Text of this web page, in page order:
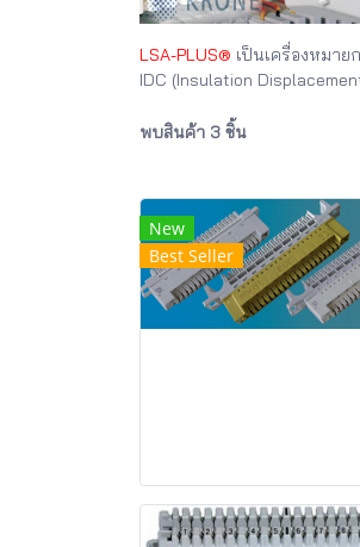
LSA-PLUS® เป็นเครื่องหมา
IDC (Insulation
พบสินค้า 3 ชิ้น
New
Best Seller